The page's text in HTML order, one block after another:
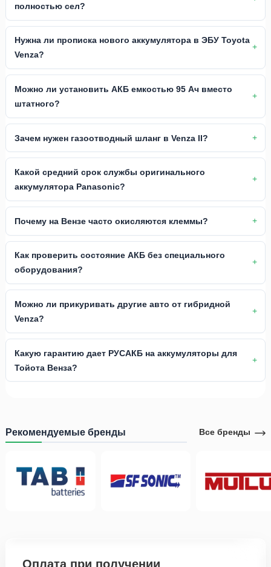
полностью сел?
Нужна ли прописка нового аккумулятора в ЭБУ Toyota
Venza?
Можно ли установить АКБ емкостью 95 Ач вместо
штатного?
Зачем нужен газоотводный шланг в Venza II?
Какой средний срок службы оригинального
аккумулятора Panasonic?
Почему на Вензе часто окисляются клеммы?
Как проверить состояние АКБ без специального
оборудования?
Можно ли прикуривать другие авто от гибридной
Venza?
Какую гарантию дает РУСАКБ на аккумуляторы для
Тойота Венза?
Рекомендуемые бренды Все бренды
Оплата при получении